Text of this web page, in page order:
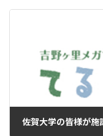
佐賀大学の皆様が施